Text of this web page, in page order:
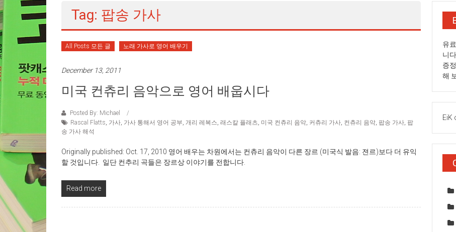
Tag: 팝송 가사
All Posts 모든 글 노래 가사로 영어 배우기
December 13, 2011
미국 컨츄리 음악으로 영어 배웁시다
Posted By: Michael
Rascal Flatts, 가사, 가사 통해서 영어 공부, 개리 레복스, 래스칼 플래츠, 미국 컨츄리 음악, 커츄리 가사, 컨츄리 음악, 팝송 가사, 팝
송 가사 해석
Originally published: Oct. 17, 2010 영어 배우는 차원에서는 컨츄리 음악이 다른 장르 (미국식 발음: 젼르)보다 더 유익
할 것입니다. 일단 컨추리 곡들은 장르상 이야기를 전합니다.
Read more
유
니
증
해
EiK